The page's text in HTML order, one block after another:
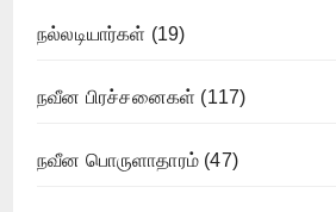
நல்லடியார்கள் (19)
நவீன பிரச்சனைகள் (117)
நவீன பொருளாதாரம் (47)